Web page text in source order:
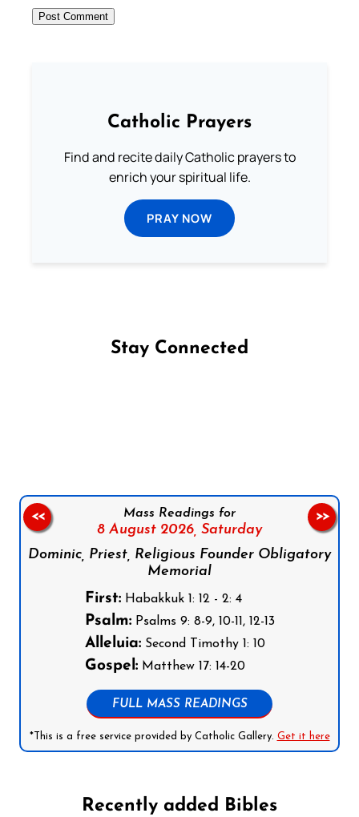
Catholic Prayers
Find and recite daily Catholic prayers to
enrich your spiritual life.
PRAY NOW
Stay Connected
Mass Readings for
8 August 2026, Saturday
Dominic, Priest, Religious Founder Obligatory
Memorial
First:Habakkuk 1: 12 - 2: 4
Psalm:Psalms 9: 8-9, 10-11, 12-13
Alleluia:Second Timothy 1: 10
Gospel:Matthew 17: 14-20
FULL MASS READINGS
*This is a free service provided by Catholic Gallery. Get it here
<< >>
Recently added Bibles